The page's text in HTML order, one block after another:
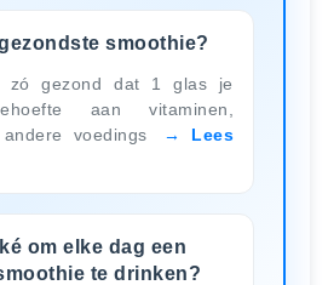
smoothie?
zó gezond dat 1 glas je
aan vitaminen,
voedings
Lees
om elke dag een
te drinken?